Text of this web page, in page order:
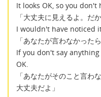
It looks OK, so you
「大丈夫に見えるよ。だ
I wouldn't have noticed
「あなたが言わなかった
If you don't say
OK.
「あなたがそのこと言わ
大丈夫だよ」